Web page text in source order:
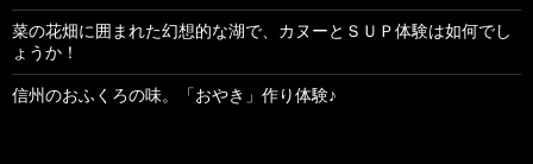
菜の花畑に囲まれた幻想的な湖で、カヌーとＳＵＰ体験は如何でし
ょうか！
信州のおふくろの味。「おやき」作り体験♪